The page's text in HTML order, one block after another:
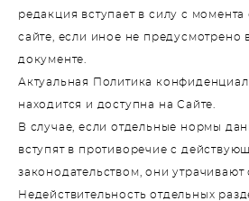
редакция вступает в силу с
сайте, если иное не предусмотрено
документе.
Актуальная Политика
находится и доступна на Сайте.
В случае, если отдельные нормы
вступят в противоречие с
законодательством, они утрачивают
Недействительность отдельных